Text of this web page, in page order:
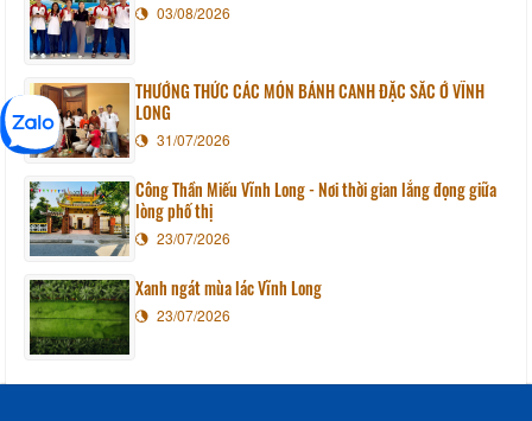
03/08/2026
THƯỞNG THỨC CÁC MÓN BÁNH CANH ĐẶC SẮC Ở VĨNH
LONG
31/07/2026
Công Thần Miếu Vĩnh Long - Nơi thời gian lắng đọng giữa
lòng phố thị
23/07/2026
Xanh ngát mùa lác Vĩnh Long
23/07/2026